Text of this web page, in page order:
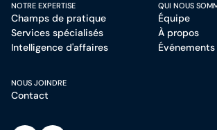
NOTRE EXPERTISE
Champs de pratique
Services spécialisés
Intelligence d'affaires
QUI NOUS
Équipe
À propos
Événements
NOUS JOINDRE
Contact